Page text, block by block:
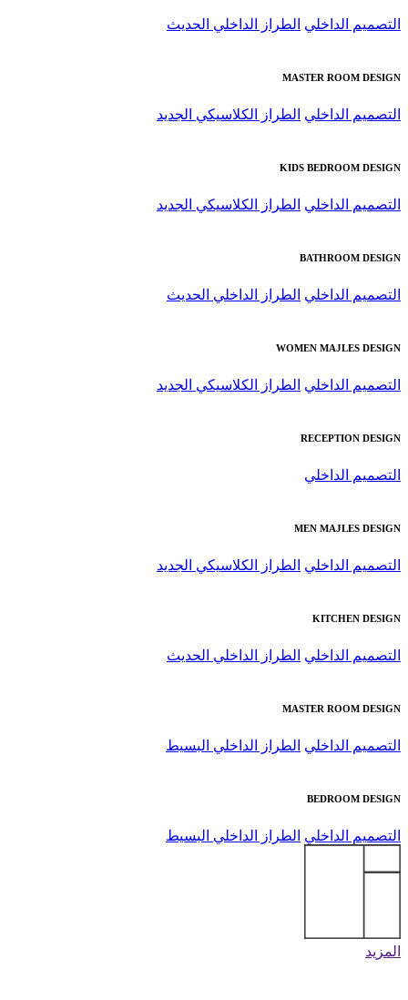
التصميم الداخلي الطراز الداخلي الحديث
MASTER ROOM DESIGN
التصميم الداخلي الطراز الكلاسيكي الجديد
KIDS BEDROOM DESIGN
التصميم الداخلي الطراز الكلاسيكي الجديد
BATHROOM DESIGN
التصميم الداخلي الطراز الداخلي الحديث
WOMEN MAJLES DESIGN
التصميم الداخلي الطراز الكلاسيكي الجديد
RECEPTION DESIGN
التصميم الداخلي
MEN MAJLES DESIGN
التصميم الداخلي الطراز الكلاسيكي الجديد
KITCHEN DESIGN
التصميم الداخلي الطراز الداخلي الحديث
MASTER ROOM DESIGN
التصميم الداخلي الطراز الداخلي البسيط
BEDROOM DESIGN
التصميم الداخلي الطراز الداخلي البسيط
المزيد